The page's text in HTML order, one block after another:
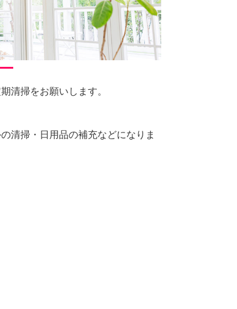
清掃をお願いします。
清掃・日用品の補充などになりま